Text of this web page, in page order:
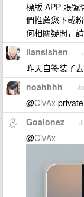
標版 APP 賬號
們推薦您下載
何相關疑問，
liansishen
昨天自签装了
noahhhh
@CivAx
Goalonez
@CivAx